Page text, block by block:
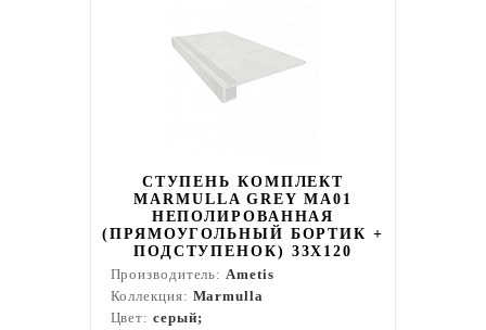
СТУПЕНЬ КОМПЛЕКТ
MARMULLA GREY MA01
НЕПОЛИРОВАННАЯ
(ПРЯМОУГОЛЬНЫЙ БОРТИК +
ПОДСТУПЕНОК) 33X120
Производитель:Ametis
Коллекция: Marmulla
Цвет: серый;